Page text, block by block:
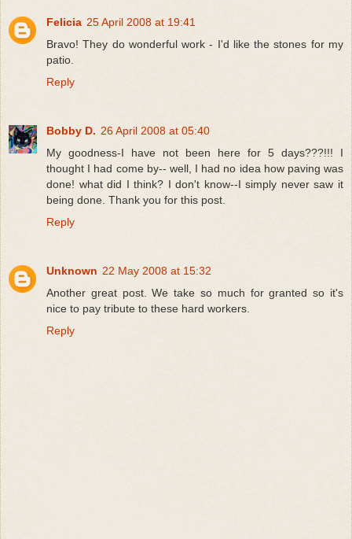
Felicia 25 April 2008 at 19:41
Bravo! They do wonderful work - I'd like the stones for my
patio.
Reply
Bobby D. 26 April 2008 at 05:40
My goodness-I have not been here for 5 days???!!! I
thought I had come by-- well, I had no idea how paving was
done! what did I think? I don't know--I simply never saw it
being done. Thank you for this post.
Reply
Unknown 22 May 2008 at 15:32
Another great post. We take so much for granted so it's
nice to pay tribute to these hard workers.
Reply